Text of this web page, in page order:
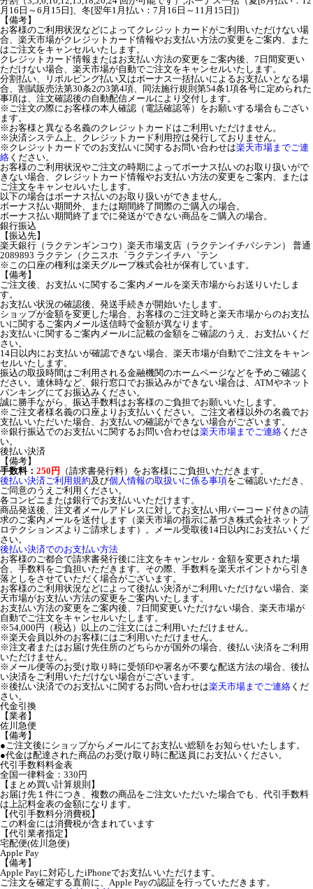
月16日～6月15日]、冬[翌年1月払い：7月16日～11月15日]）
【備考】
お客様のご利用状況などによってクレジットカードがご利用いただけない場
合、楽天市場がクレジットカード情報やお支払い方法の変更をご案内、また
はご注文をキャンセルいたします。
クレジットカード情報またはお支払い方法の変更をご案内後、7日間変更い
ただけない場合、楽天市場が自動でご注文をキャンセルいたします。
分割払い、リボルビング払い又はボーナス一括払いによるお支払いとなる場
合、割賦販売法第30条2の3第4項、同法施行規則第54条1項各号に定められた
事項は、注文確認後の自動配信メールにより交付します。
※ご注文の際にお客様の本人確認（電話確認等）をお願いする場合もござい
ます。
※お客様と異なる名義のクレジットカードはご利用いただけません。
※決済システム上、クレジットカード利用控は発行しておりません。
※クレジットカードでのお支払いに関するお問い合わせは楽天市場までご連
絡 ください。
お客様のご利用状況やご注文の時期によってボーナス払いのお取り扱いがで
きない場合、クレジットカード情報やお支払い方法の変更をご案内、または
ご注文をキャンセルいたします。
以下の場合はボーナス払いのお取り扱いができません。
ボーナス払い期間外、または期間終了間際のご購入の場合。
ボーナス払い期間終了までに発送ができない商品をご購入の場合。
銀行振込
【振込先】
楽天銀行（ラクテンギンコウ）楽天市場支店（ラクテンイチバシテン） 普通
2089893 ラクテン（クニスホ゜ラクテンイチハ゛テン
※この口座の権利は楽天グループ株式会社が保有しています。
【備考】
ご注文後、お支払いに関するご案内メールを楽天市場からお送りいたしま
す。
お支払い状況の確認後、発送手続きが開始いたします。
ショップが金額を変更した場合、お客様のご注文時と楽天市場からのお支払
いに関するご案内メール送信時で金額が異なります。
お支払いに関するご案内メールに記載の金額をご確認のうえ、お支払いくだ
さい。
14日以内にお支払いが確認できない場合、楽天市場が自動でご注文をキャン
セルいたします。
振込の取扱時間はご利用される金融機関のホームページなどを予めご確認く
ださい。連休時など、銀行窓口でお振込みができない場合は、ATMやネット
バンキングにてお振込みください。
誠に勝手ながら、振込手数料はお客様のご負担でお願いいたします。
※ご注文者様名義の口座よりお支払いください。ご注文者様以外の名義でお
支払いいただいた場合、お支払いの確認ができない場合がございます。
※銀行振込でのお支払いに関するお問い合わせは楽天市場までご連絡 くださ
い。
後払い決済
【備考】
手数料： 250円
（請求書発行料）をお客様にご負担いただきます。
後払い決済ご利用規約及び個人情報の取扱いに係る事項をご確認いただき、
ご同意のうえご利用ください。
各コンビニまたは銀行でお支払いいただけます。
商品発送後、注文者メールアドレスに対してお支払い用バーコード付きの請
求のご案内メールを送付します（楽天市場の指示に基づき株式会社ネットプ
ロテクションズよりご請求します）。メール受取後14日以内にお支払いくだ
さい。
後払い決済でのお支払い方法
お客様のご都合で請求書発行後に注文をキャンセル・金額を変更された場
合、手数料をご負担いただきます。その際、手数料を楽天ポイントから引き
落としをさせていただく場合がございます。
お客様のご利用状況などによって後払い決済がご利用いただけない場合、楽
天市場がお支払い方法の変更をご案内いたします。
お支払い方法の変更をご案内後、7日間変更いただけない場合、楽天市場が
自動でご注文をキャンセルいたします。
※54,000円（税込）以上のご注文にはご利用いただけません。
※楽天会員以外のお客様にはご利用いただけません。
※注文者またはお届け先住所のどちらかが国外の場合、後払い決済をご利用
いただけません。
※メール便等のお受け取り時に受領印や署名が不要な配送方法の場合、後払
い決済をご利用いただけない場合がございます。
※後払い決済でのお支払いに関するお問い合わせは楽天市場までご連絡 くだ
さい。
代金引換
【業者】
佐川急便
【備考】
●ご注文後にショップからメールにてお支払い総額をお知らせいたします。
●代金は配達された商品のお受け取り時に配送員にお支払いください。
代引手数料料金表
全国一律料金：330円
【まとめ買い計算規則】
お届け先１件につき、複数の商品をご注文いただいた場合でも、代引手数料
は上記料金表の金額になります。
【代引手数料分消費税】
この料金には消費税が含まれています
【代引業者指定】
宅配便(佐川急便)
Apple Pay
【備考】
Apple Payに対応したiPhoneでお支払いいただけます。
ご注文を確定する直前に、Apple Payの認証を行っていただきます。